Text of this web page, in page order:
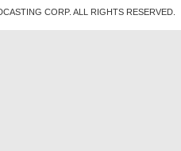
CORP. ALL RIGHTS RESERVED.